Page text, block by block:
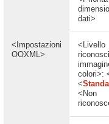
<Impostazioni
OOXML>
dati>
<Livello
colori>:
<
<Non